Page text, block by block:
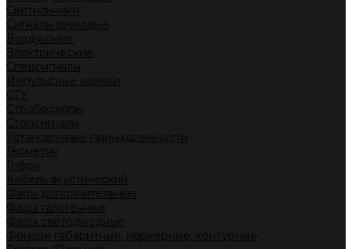
Светильники
Сигналы звуковые
Воздушные
Электрические
Спецсигналы
Импульсные маячки
СГУ
Стробоскопы
Стопсигналы
Установочные принадлежности
Герметик
Гофра
Кабель акустический
Фары дополнительные
Фары галогенные
Фары светодиодные
Фонари габаритные, маркерные, контурные